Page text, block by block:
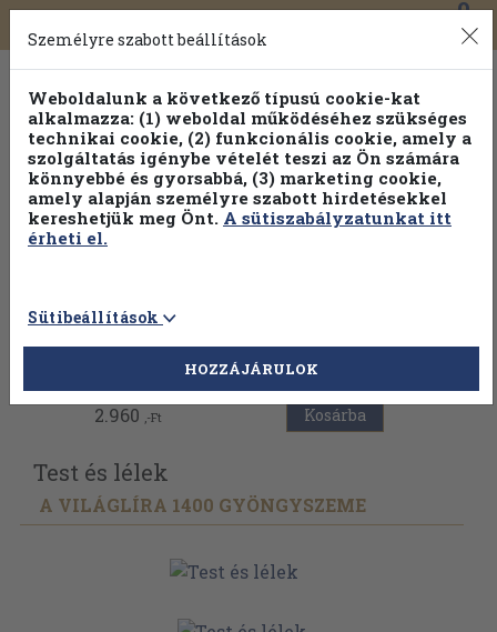
Toggle
navigation
0
Válogasson több mint 30 000 kötet közül
Hobbi témakörökben20% kedvezménnyel!
Vissza az előző oldalra
2.960 ,-Ft Kosárba
Test és lélek
A VILÁGLÍRA 1400 GYÖNGYSZEME
Személyre szabott beállítások
Weboldalunk a következő típusú cookie-kat
alkalmazza: (1) weboldal működéséhez szükséges
technikai cookie, (2) funkcionális cookie, amely a
szolgáltatás igénybe vételét teszi az Ön számára
könnyebbé és gyorsabbá, (3) marketing cookie,
amely alapján személyre szabott hirdetésekkel
kereshetjük meg Önt. A sütiszabályzatunkat itt
érheti el.
Sütibeállítások
HOZZÁJÁRULOK